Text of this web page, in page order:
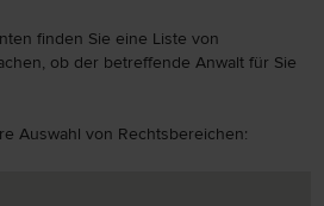
finden Sie eine Liste von
ob der betreffende Anwalt für Sie
Auswahl von Rechtsbereichen: